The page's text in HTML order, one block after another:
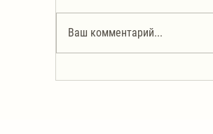
Соус из петрушки с арахисом.
Ваш комментарий...